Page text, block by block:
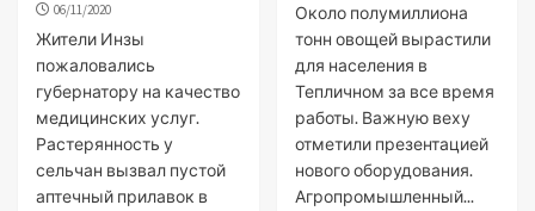
06/11/2020
Жители Инзы
пожаловались
губернатору на качество
медицинских услуг.
Растерянность у
сельчан вызвал пустой
аптечный прилавок в
Около полумиллиона
тонн овощей вырастили
для населения в
Тепличном за все время
работы. Важную веху
отметили презентацией
нового оборудования.
Агропромышленный...